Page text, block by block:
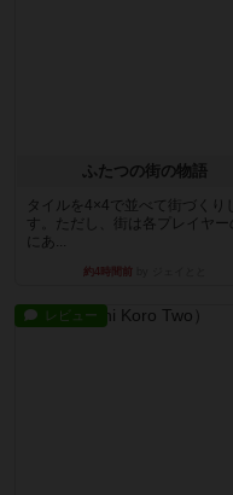
ふたつの街の物語
タイルを4×4で並べて街づくり
す。ただし、街は各プレイヤー
にあ...
約4時間前
レビュー